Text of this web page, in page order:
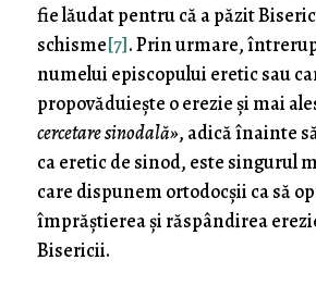
fie lăudat pentru că a păzit
schisme[7]. Prin urmare,
numelui episcopului eretic sau
propovăduiește o erezie și mai
cercetare sinodală», adică înainte
ca eretic de sinod, este singurul
care dispunem ortodocșii ca să
împrăștierea și răspândirea
Bisericii.